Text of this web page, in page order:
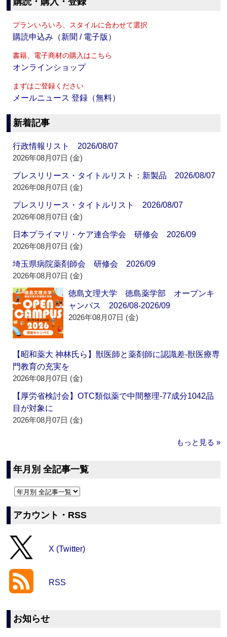
プランいろいろ、スタイルに合わせて選択
購読申込み（新聞 / 電子版）
書籍、電子商材の購入はこちら
オンラインショップ
まずはご登録ください
メールニュース 登録（無料）
新着記事
行政情報リスト 2026/08/07
2026年08月07日 (金)
プレスリリース・タイトルリスト：新製品 2026/08/07
2026年08月07日 (金)
プレスリリース・タイトルリスト 2026/08/07
2026年08月07日 (金)
日本プライマリ・ケア連合学会 研修会 2026/09
2026年08月07日 (金)
埼玉県病院薬剤師会 研修会 2026/09
2026年08月07日 (金)
徳島文理大学 徳島薬学部 オープンキ
ャンパス 2026/08-2026/09
2026年08月07日 (金)
【昭和薬大 神林氏ら】獣医師と薬剤師に認識差‐獣医療専
門教育の充実を
2026年08月07日 (金)
【厚労省検討会】OTC類似薬で中間整理‐77成分1042品
目が対象に
2026年08月07日 (金)
もっと見る »
年月別 全記事一覧
アカウント・RSS
X (Twitter)
RSS
お知らせ